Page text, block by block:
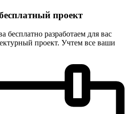
проект
бесплатно разработаем для вас
проект. Учтем все ваши